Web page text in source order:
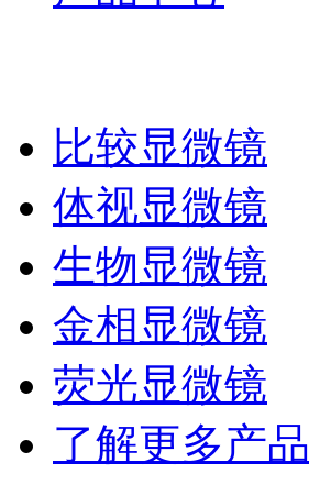
比较显微镜
体视显微镜
生物显微镜
金相显微镜
荧光显微镜
了解更多产品